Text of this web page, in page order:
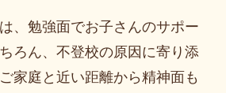
、勉強面でお子さんのサポー
ろん、不登校の原因に寄り添
家庭と近い距離から精神面も